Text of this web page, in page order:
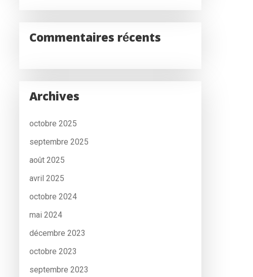
Commentaires récents
Archives
octobre 2025
septembre 2025
août 2025
avril 2025
octobre 2024
mai 2024
décembre 2023
octobre 2023
septembre 2023